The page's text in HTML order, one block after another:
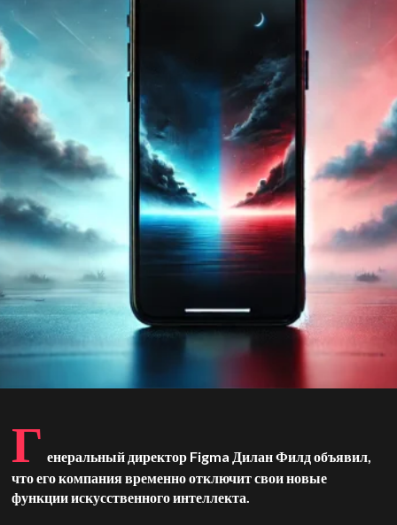
Г енеральный директор Figma Дилан Филд объявил,
что его компания временно отключит свои новые
функции искусственного интеллекта.